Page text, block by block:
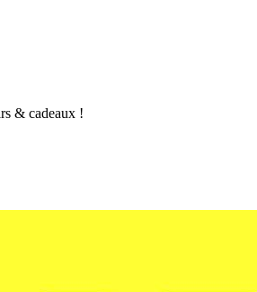
& cadeaux !